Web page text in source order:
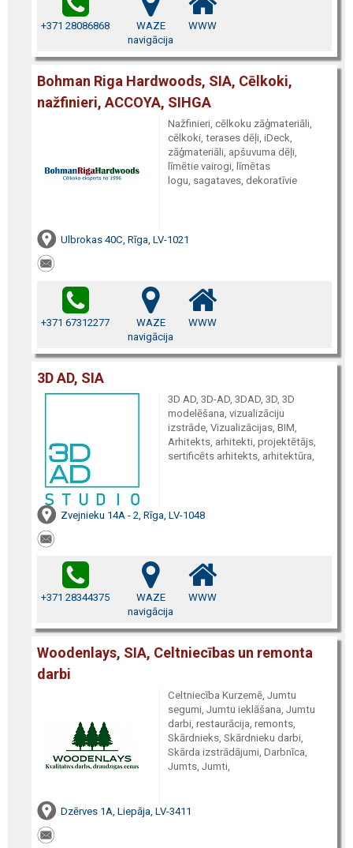
+371 28086868
WAZE
navigācija
WWW
Bohman Riga Hardwoods, SIA, Cēlkoki,
nažfinieri, ACCOYA, SIHGA
Nažfinieri, cēlkoku zāģmateriāli,
cēlkoki, terases dēļi, iDeck,
zāģmateriāli, apšuvuma dēļi,
līmētie vairogi, līmētas
logu, sagataves, dekoratīvie
Ulbrokas 40C, Rīga, LV-1021
+371 67312277
WAZE
navigācija
WWW
3D AD, SIA
3D AD, 3D-AD, 3DAD, 3D, 3D
modelēšana, vizualizāciju
izstrāde, Vizualizācijas, BIM,
Arhitekts, arhitekti, projektētājs,
sertificēts arhitekts, arhitektūra,
Zvejnieku 14A - 2, Rīga, LV-1048
+371 28344375
WAZE
navigācija
WWW
Woodenlays, SIA, Celtniecības un remonta
darbi
Celtniecība Kurzemē, Jumtu
segumi, Jumtu ieklāšana, Jumtu
darbi, restaurācija, remonts,
Skārdnieks, Skārdnieku darbi,
Skārda izstrādājumi, Darbnīca,
Jumts, Jumti,
Dzērves 1A, Liepāja, LV-3411